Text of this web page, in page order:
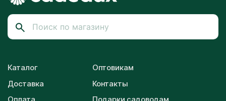
Каталог
Доставка
Оптовикам
Контакты